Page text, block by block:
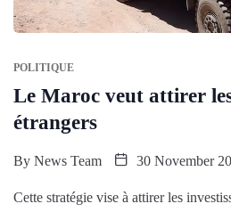
POLITIQUE
Le Maroc veut attirer
étrangers
By News Team 30 November
Cette stratégie vise à attirer les